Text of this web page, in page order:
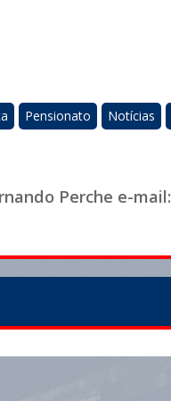
Pensionato Notícias
Perche e-mail: